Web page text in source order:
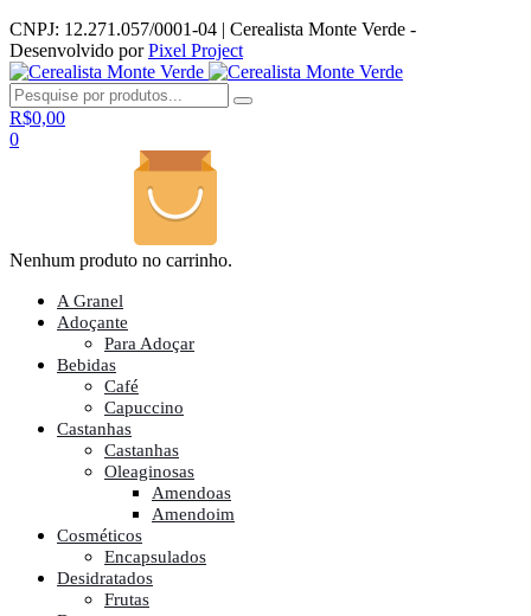
CNPJ: 12.271.057/0001-04 | Cerealista Monte Verde -
Desenvolvido porPixel Project
R$0,00
0
Nenhum produto no carrinho.
A Granel
Adoçante
Para Adoçar
Bebidas
Café
Capuccino
Castanhas
Castanhas
Oleaginosas
Amendoas
Amendoim
Cosméticos
Encapsulados
Desidratados
Frutas